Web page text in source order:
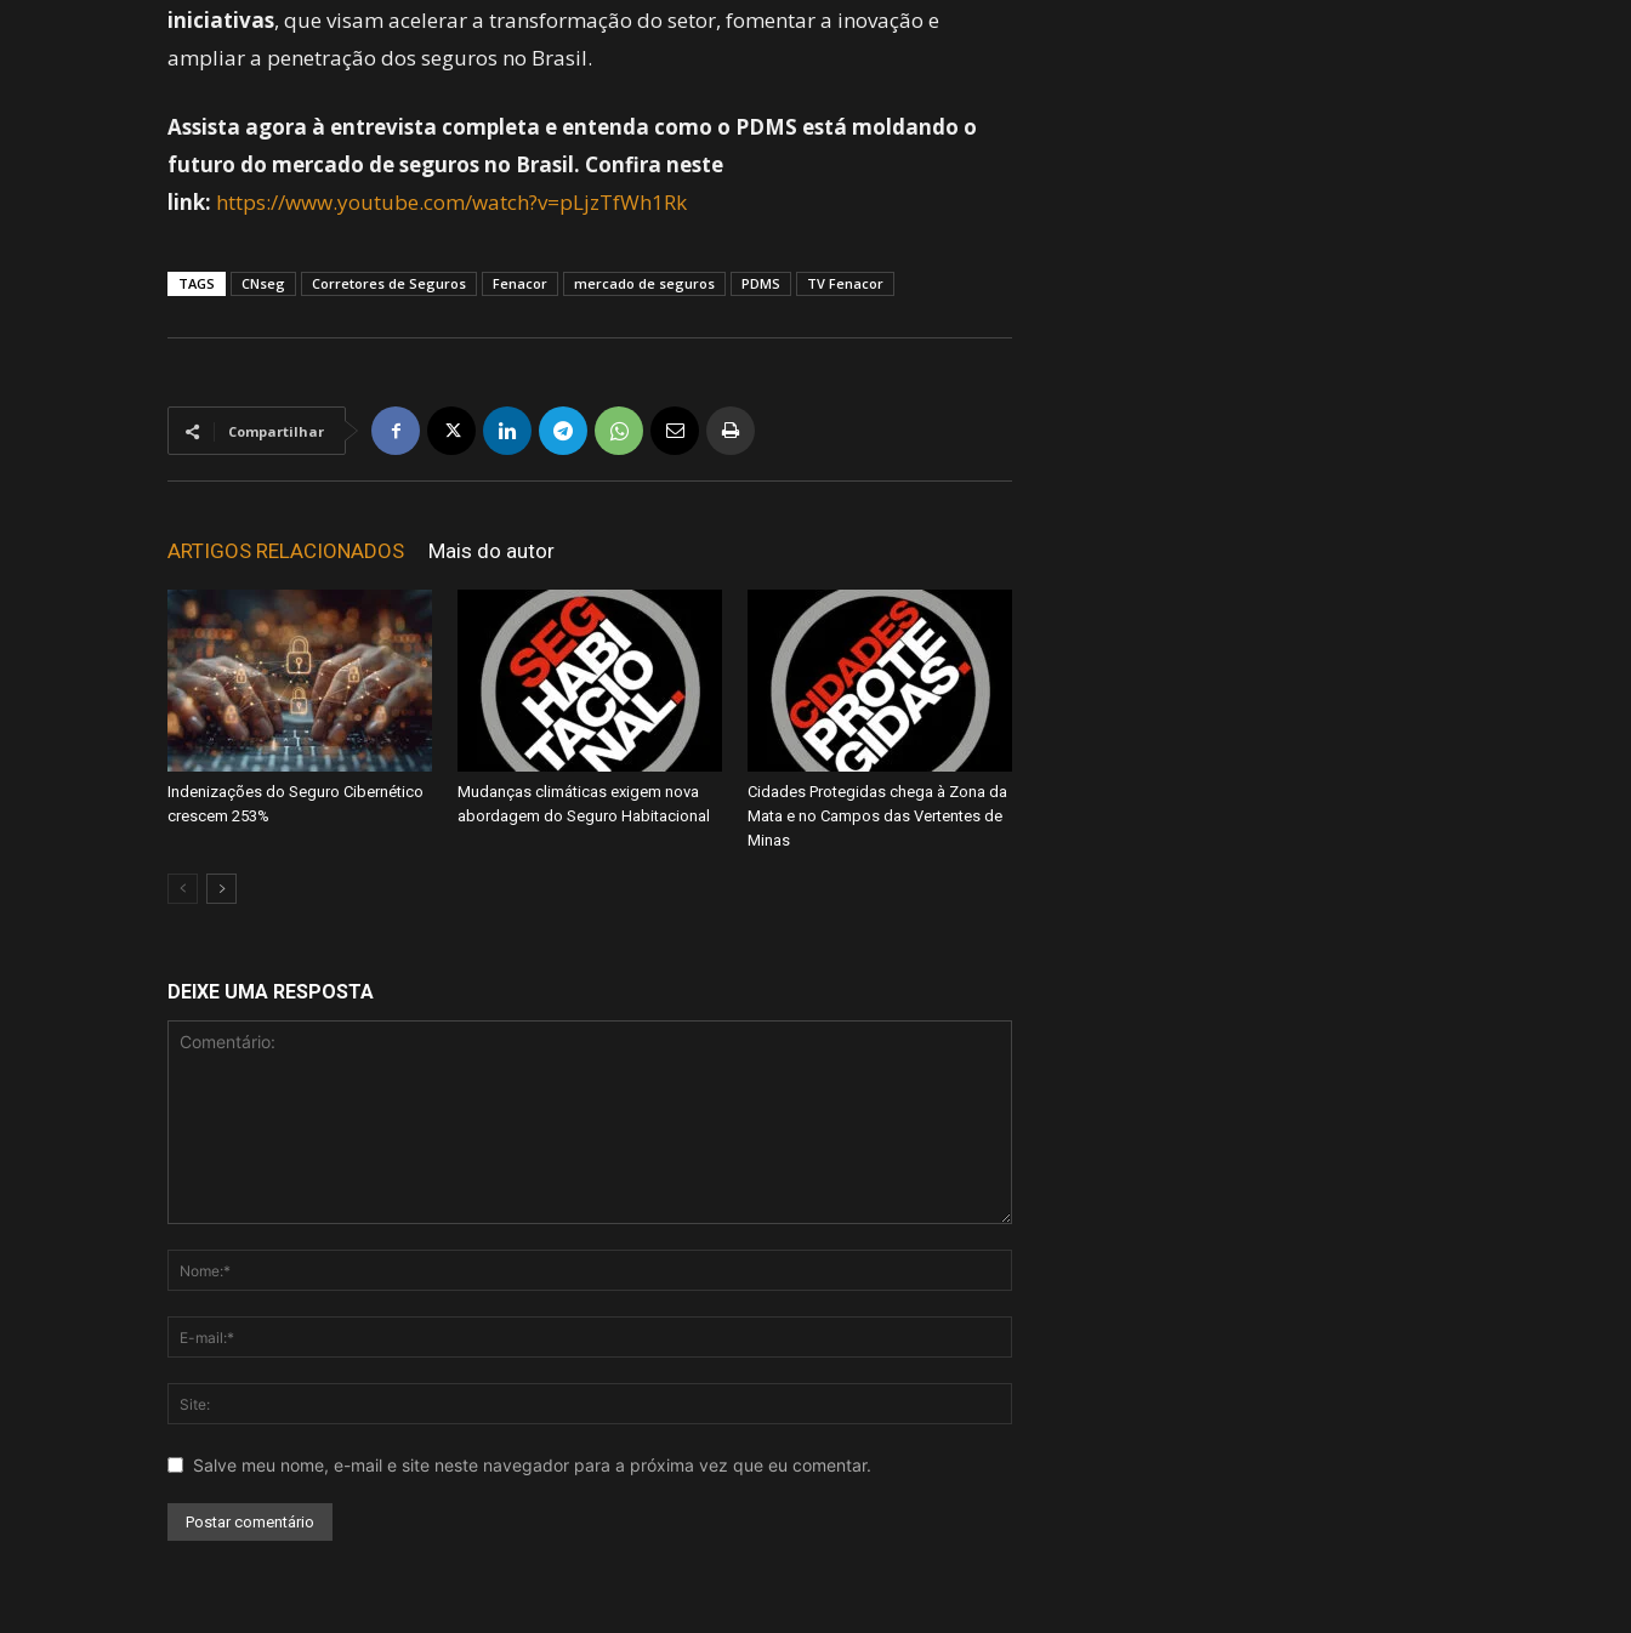
iniciativas, que visam acelerar a transformação do setor, fomentar a inovação e
ampliar a penetração dos seguros no Brasil.
Assista agora à entrevista completa e entenda como o PDMS está moldando o
futuro do mercado de seguros no Brasil. Confira neste
link: https://www.youtube.com/watch?v=pLjzTfWh1Rk
TAGS CNseg Corretores de Seguros Fenacor mercado de seguros PDMS TV Fenacor
Compartilhar
ARTIGOS RELACIONADOS Mais do autor
Indenizações do Seguro Cibernético
crescem 253%
Mudanças climáticas exigem nova
abordagem do Seguro Habitacional
Cidades Protegidas chega à Zona da
Mata e no Campos das Vertentes de
Minas
DEIXE UMA RESPOSTA
Salve meu nome, e-mail e site neste navegador para a próxima vez que eu comentar.